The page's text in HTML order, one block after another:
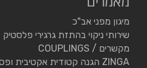
מיגון מפני אב"כ
שירותי ניקוי בהתזת גרגירי פלסטיק
מקשרים / COUPLINGS
ZINGA הגנה קטודית אקטיבית ופסיבית